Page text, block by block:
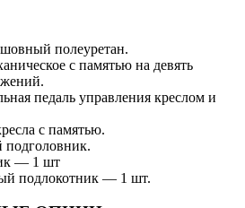
полеуретан.
с памятью на девять
педаль управления креслом и
с памятью.
— 1 шт
подлокотник — 1 шт.